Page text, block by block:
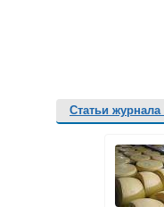
Статьи